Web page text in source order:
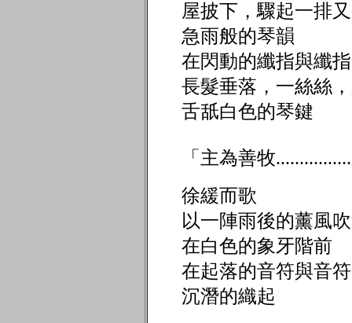
屋披下，驟起一排
急雨般的琴韻
在閃動的纖指與纖
長髮垂落，一絲絲，
舌舐白色
「主為善牧
徐緩而歌
以一陣雨後的薰
在白色的象牙階前
在起落的音符與音
沉潛的織起